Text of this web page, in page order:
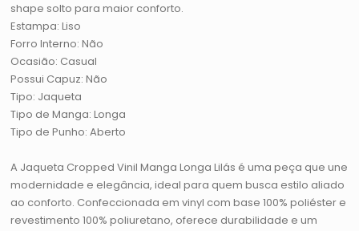
shape solto para maior conforto.
Estampa: Liso
Forro Interno: Não
Ocasião: Casual
Possui Capuz: Não
Tipo: Jaqueta
Tipo de Manga: Longa
Tipo de Punho: Aberto
A Jaqueta Cropped Vinil Manga Longa Lilás é uma peça que une
modernidade e elegância, ideal para quem busca estilo aliado
ao conforto. Confeccionada em vinyl com base 100% poliéster e
revestimento 100% poliuretano, oferece durabilidade e um